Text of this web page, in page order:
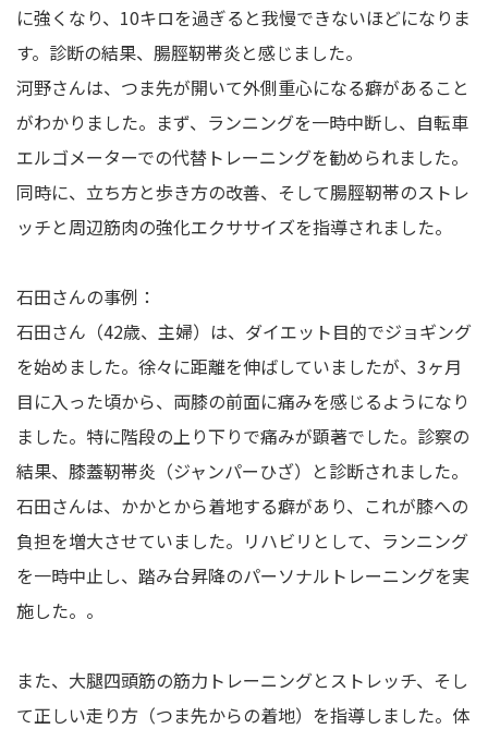
に強くなり、10キロを過ぎると我慢できないほどになりま
す。診断の結果、腸脛靭帯炎と感じました。
河野さんは、つま先が開いて外側重心になる癖があること
がわかりました。まず、ランニングを一時中断し、自転車
エルゴメーターでの代替トレーニングを勧められました。
同時に、立ち方と歩き方の改善、そして腸脛靭帯のストレ
ッチと周辺筋肉の強化エクササイズを指導されました。
石田さんの事例：
石田さん（42歳、主婦）は、ダイエット目的でジョギング
を始めました。徐々に距離を伸ばしていましたが、3ヶ月
目に入った頃から、両膝の前面に痛みを感じるようになり
ました。特に階段の上り下りで痛みが顕著でした。診察の
結果、膝蓋靭帯炎（ジャンパーひざ）と診断されました。
石田さんは、かかとから着地する癖があり、これが膝への
負担を増大させていました。リハビリとして、ランニング
を一時中止し、踏み台昇降のパーソナルトレーニングを実
施した。。
また、大腿四頭筋の筋力トレーニングとストレッチ、そし
て正しい走り方（つま先からの着地）を指導しました。体